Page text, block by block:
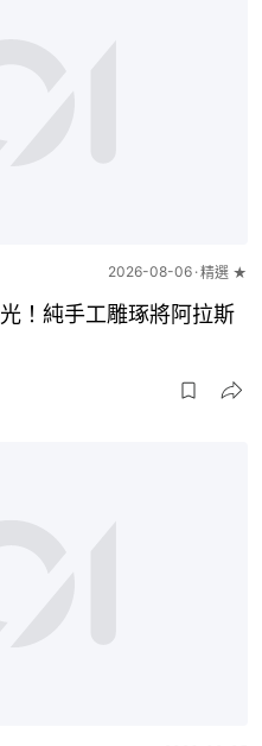
2026-08-06 精選 ★
！純手工雕琢將阿拉斯